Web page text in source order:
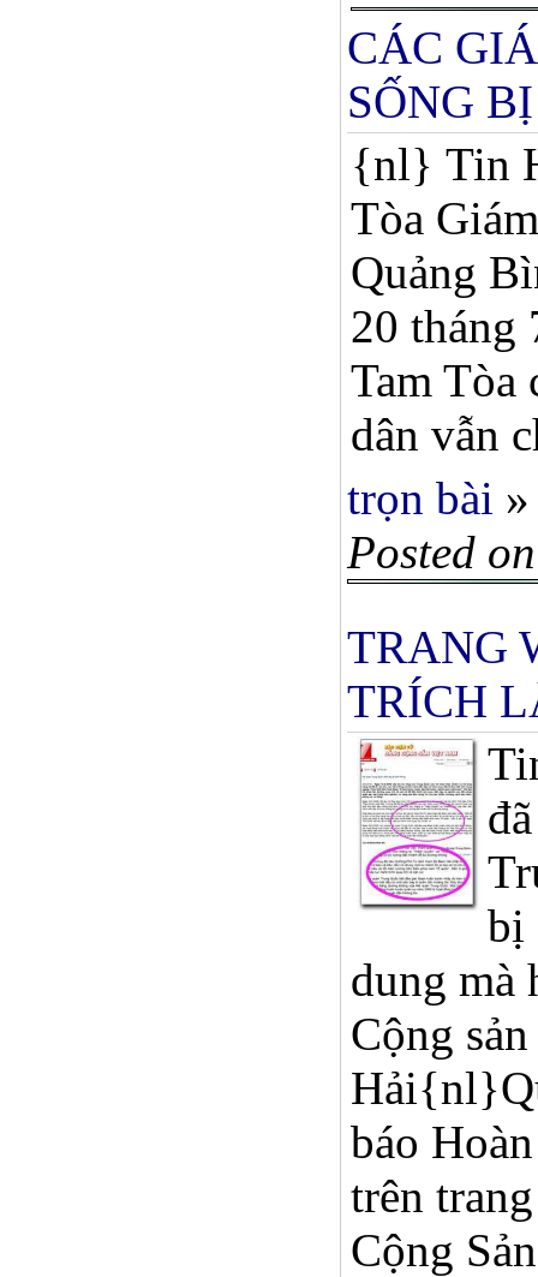
CÁC
SỐNG
{nl} Tin
Tòa
Quảng
20 tháng
Tam Tòa
dân vẫn
trọn bài »
Posted
TRANG
TRÍCH
bị
dung mà
Cộng
báo
trên
Cộng